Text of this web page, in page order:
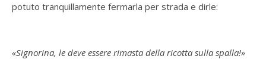
potuto tranquillamente fermarla per strada e dirle:
«Signorina, le deve essere rimasta della ricotta sulla spalla!»